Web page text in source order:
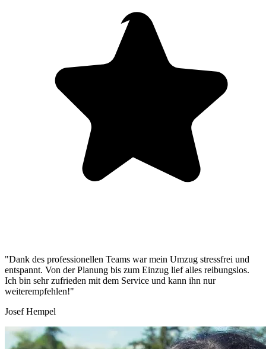
"Dank des professionellen Teams war mein Umzug stressfrei und
entspannt. Von der Planung bis zum Einzug lief alles reibungslos.
Ich bin sehr zufrieden mit dem Service und kann ihn nur
weiterempfehlen!"
Josef Hempel